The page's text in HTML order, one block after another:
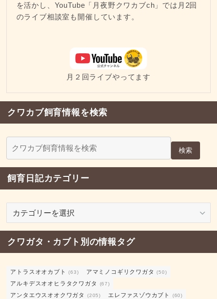
を活かし、YouTube「月夜野クワカブch」では月2回
のライブ相談室も開催しています。
月２回ライブやってます
クワカブ飼育情報を検索
検索
飼育日記カテゴリー
日
記
テ
ゴ
リ
クワガタ・カブト別の情報タグ
アトラスオオカブト (63) アマミノコギリクワガタ (50)
アルキデスオオヒラタクワガタ (67)
アンタエウスオオクワガタ (205) エレファスゾウカブト (60)